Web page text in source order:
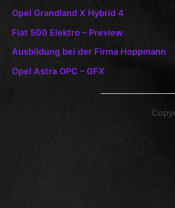
Opel Grandland X Hybrid 4
Fiat 500 Elektro – Preview
Ausbildung bei der Firma Hoppmann
Opel Astra OPC – GFX